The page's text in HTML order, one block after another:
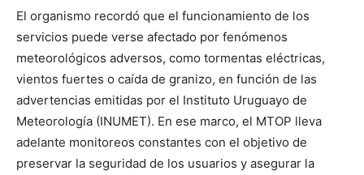
El organismo recordó que el funcionamiento de los
servicios puede verse afectado por fenómenos
meteorológicos adversos, como tormentas eléctricas,
vientos fuertes o caída de granizo, en función de las
advertencias emitidas por el Instituto Uruguayo de
Meteorología (INUMET). En ese marco, el MTOP lleva
adelante monitoreos constantes con el objetivo de
preservar la seguridad de los usuarios y asegurar la